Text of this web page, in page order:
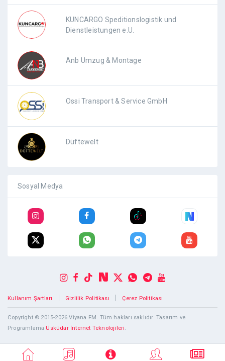
KUNCARGO Speditionslogistik und
Dienstleistungen e.U.
Anb Umzug & Montage
Ossi Transport & Service GmbH
Düftewelt
Sosyal Medya
Kullanım Şartları Gizlilik Politikası Çerez Politikası
Copyright © 2015-2026 Viyana FM. Tüm hakları saklıdır. Tasarım ve
Programlama Üsküdar İnternet Teknolojileri.